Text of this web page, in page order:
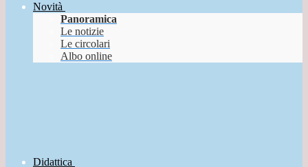
Novità
Panoramica
Le notizie
Le circolari
Albo online
Didattica